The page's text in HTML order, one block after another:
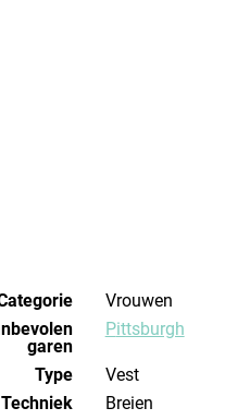
Vrouwen
garen
Pittsburgh
Type
Vest
Techniek
breien